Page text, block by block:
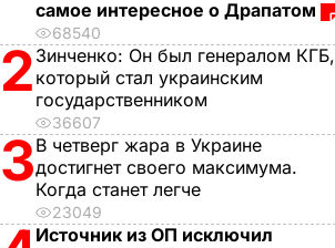
самое интересное о Драпатом
68540
2 Зинченко: Он был генералом КГБ,
который стал украинским
государственником
36607
3В четверг жара в Украине
достигнет своего максимума.
Когда станет легче
23049
Источник из ОП исключил